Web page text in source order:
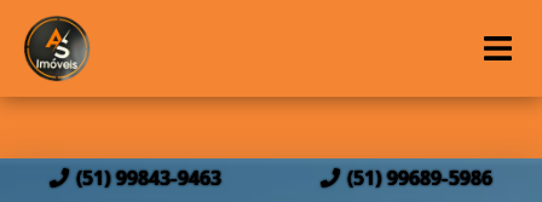
(51) 99843-9463 (51) 99689-5986